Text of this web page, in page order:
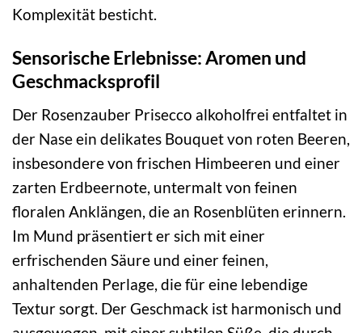
Komplexität besticht.
Sensorische Erlebnisse: Aromen und
Geschmacksprofil
Der Rosenzauber Prisecco alkoholfrei entfaltet in
der Nase ein delikates Bouquet von roten Beeren,
insbesondere von frischen Himbeeren und einer
zarten Erdbeernote, untermalt von feinen
floralen Anklängen, die an Rosenblüten erinnern.
Im Mund präsentiert er sich mit einer
erfrischenden Säure und einer feinen,
anhaltenden Perlage, die für eine lebendige
Textur sorgt. Der Geschmack ist harmonisch und